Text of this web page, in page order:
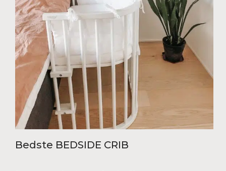
Bedste BEDSIDE CRIB